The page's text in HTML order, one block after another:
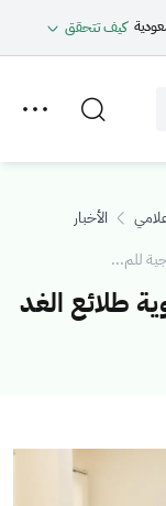
كيف تتحقق
الأخبار
للم...
طلائع الغد